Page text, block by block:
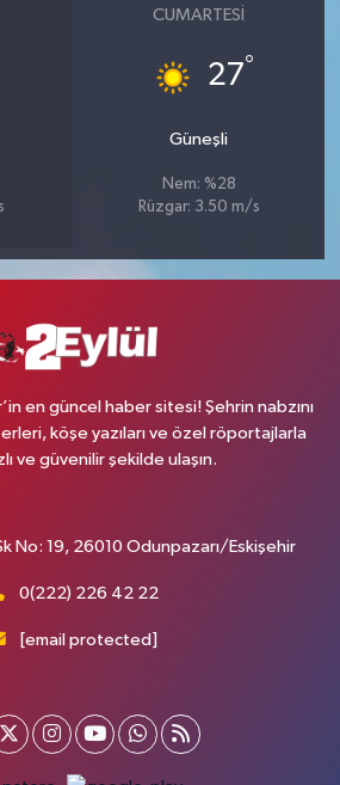
CUMARTESI
27°
Güneşli
Nem: %28
Rüzgar: 3.50 m/s
en güncel haber sitesi! Şehrin nabzını
köşe yazıları ve özel röportajlarla
ve güvenilir şekilde ulaşın.
No: 19, 26010 Odunpazarı/Eskişehir
0(222) 226 42 22
[email protected]